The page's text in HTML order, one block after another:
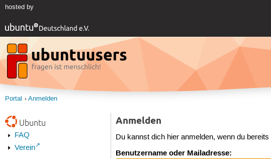
hosted by
Portal Anmelden
Ubuntu
FAQ
Verein
Anmelden
Du kannst dich hier anmelden, wenn du bereits
Benutzername oder Mailadresse: